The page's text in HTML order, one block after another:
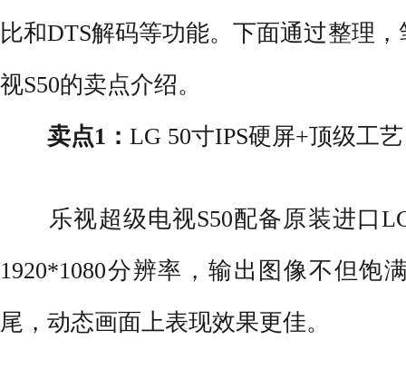
比和DTS解码等功能。下面通过整理
视S50的卖点介绍。
卖点1： LG 50寸IPS硬屏+顶级工艺
乐视超级电视S50配备原装进口
1920*1080分辨率，输出图像不但饱
尾，动态画面上表现效果更佳。